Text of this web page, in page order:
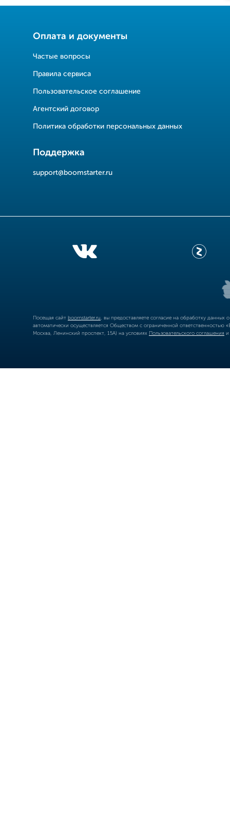
Оплата и документы
Частые вопросы
Правила сервиса
Пользовательское соглашение
Агентский договор
Политика обработки персональных данных
Поддержка
support@boomstarter.ru
Посещая сайт boomstarter.ru , вы предоставляете согласие на обработку
автоматически осуществляется Обществом с ограниченной
Москва, Ленинский проспект, 15А) на условиях Пользовательского соглашения и